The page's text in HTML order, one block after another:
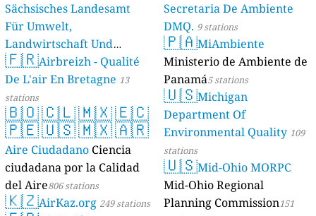
Sächsisches Landesamt
Für Umwelt,
Landwirtschaft Und
Geologie) 50 stations
🇫🇷Airbreizh - Qualité
De L'air En Bretagne 13
stations
🇧🇴🇨🇱🇲🇽🇪🇨
🇵🇪🇺🇸🇲🇽🇦🇷
Aire Ciudadano Ciencia
ciudadana por la Calidad
del Aire806 stations
🇰🇿AirKaz.org 249 stations
Secretaria De Ambiente
DMQ. 9 stations
🇵🇦MiAmbiente
Ministerio de Ambiente de
Panamá5 stations
🇺🇸Michigan
Department Of
Environmental Quality 109
stations
🇺🇸Mid-Ohio MORPC
Mid-Ohio Regional
Planning Commission151